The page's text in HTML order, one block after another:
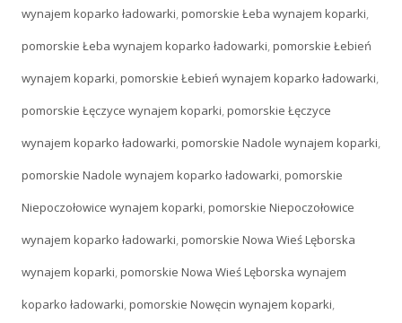
wynajem koparko ładowarki,pomorskie Łeba wynajem koparki,
pomorskie Łeba wynajem koparko ładowarki,pomorskie Łebień
wynajem koparki,pomorskie Łebień wynajem koparko ładowarki,
pomorskie Łęczyce wynajem koparki,pomorskie Łęczyce
wynajem koparko ładowarki,pomorskie Nadole wynajem koparki,
pomorskie Nadole wynajem koparko ładowarki,pomorskie
Niepoczołowice wynajem koparki,pomorskie Niepoczołowice
wynajem koparko ładowarki,pomorskie Nowa Wieś Lęborska
wynajem koparki,pomorskie Nowa Wieś Lęborska wynajem
koparko ładowarki,pomorskie Nowęcin wynajem koparki,